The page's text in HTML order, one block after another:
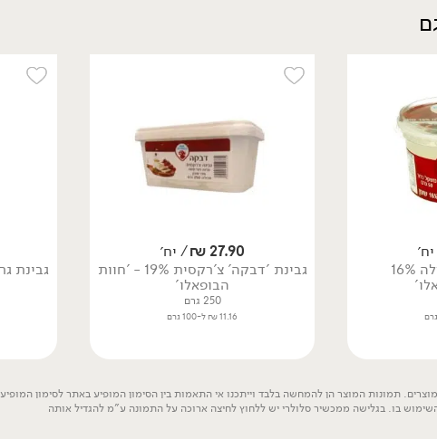
14.90
27.90
₪/ יח׳
גבינת 'דבקה' צ'רקסית 19% - 'חוות
הבופאלו'
250 גרם
11.16 ₪ ל-100 גרם
גבינת
תמונות המוצר הן להמחשה בלבד וייתכנו אי התאמות בין הסימון המופיע באתר לסימון
בו. בגלישה ממכשיר סלולרי יש ללחוץ לחיצה ארוכה על התמונה ע"מ להגדיל אותה